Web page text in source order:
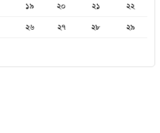
১৯ ২০ ২১
২২
২৬ ২৭ ২৮
২৯